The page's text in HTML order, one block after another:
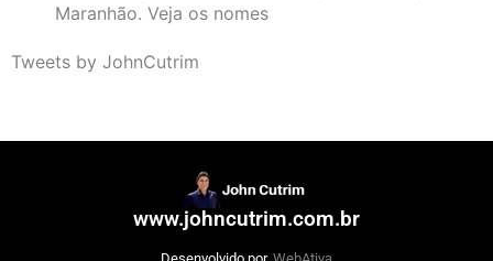
Maranhão. Veja os nomes
Tweets by JohnCutrim
www.johncutrim.com.br